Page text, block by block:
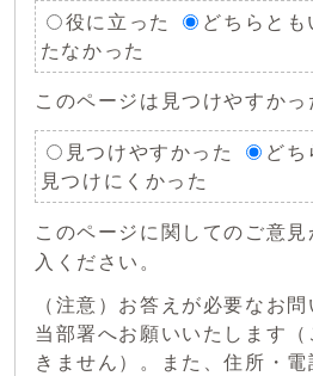
役に立った どちらとも
たなかった
このページは見つけやすかっ
見つけやすかった
どち
見つけにくかった
このページに関してのご意
入ください。
（注意）お答えが必要なお
当部署へお願いいたします
きません）。また、住所・